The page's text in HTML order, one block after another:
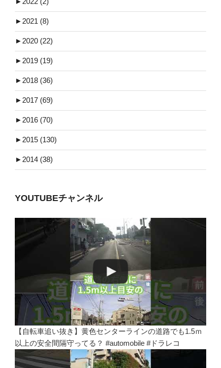
► 2021 (8)
► 2020 (22)
► 2019 (19)
► 2018 (36)
► 2017 (69)
► 2016 (70)
► 2015 (130)
► 2014 (38)
YOUTUBEチャンネル
【自転車追い抜き】黄色センターラインの道路でも1.5ｍ
以上の安全間隔守ってる？ #automobile #ドラレコ